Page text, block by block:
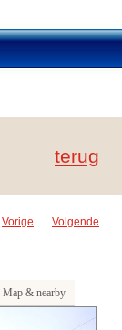
terug
Vorige Volgende
Map & nearby